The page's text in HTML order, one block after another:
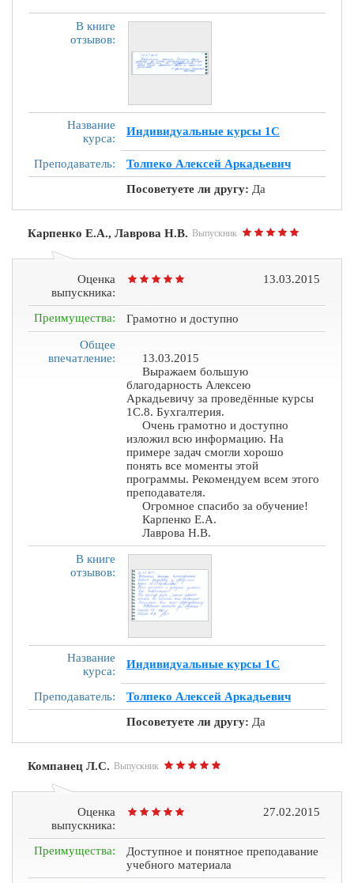
В книге
отзывов:
Название
курса:
Индивидуальные курсы 1С
Преподаватель:
Толпеко Алексей Аркадьевич
Посоветуете ли другу: Да
Карпенко Е.А., Лаврова Н.В. Выпускник
Оценка
выпускника:
13.03.2015
Преимущества: Грамотно и доступно
Общее
впечатление:
13.03.2015
Выражаем большую
благодарность Алексею
Аркадьевичу за проведённые курсы
1С.8. Бухгалтерия.
Очень грамотно и доступно
изложил всю информацию. На
примере задач смогли хорошо
понять все моменты этой
программы. Рекомендуем всем этого
преподавателя.
Огромное спасибо за обучение!
Карпенко Е.А.
Лаврова Н.В.
В книге
отзывов:
Название
курса:
Индивидуальные курсы 1С
Преподаватель:
Толпеко Алексей Аркадьевич
Посоветуете ли другу: Да
Компанец Л.С. Выпускник
Оценка
выпускника:
27.02.2015
Преимущества:
Доступное и понятное преподавание
учебного материала